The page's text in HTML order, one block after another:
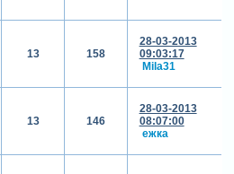
13 158
28-03-2013
09:03:17
Mila31
13 146
28-03-2013
08:07:00
ежка